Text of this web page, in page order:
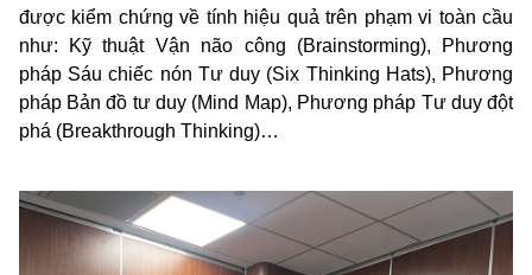
được kiểm chứng về tính hiệu quả trên phạm vi toàn cầu
như: Kỹ thuật Vận não công (Brainstorming), Phương
pháp Sáu chiếc nón Tư duy (Six Thinking Hats), Phương
pháp Bản đồ tư duy (Mind Map), Phương pháp Tư duy đột
phá (Breakthrough Thinking)…